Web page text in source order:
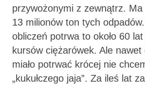
przywożonymi z zewnątrz.
13 milionów ton tych odpadów.
obliczeń potrwa to około 60
kursów ciężarówek. Ale
miało potrwać krócej nie
„kukułczego jaja”. Za ileś lat